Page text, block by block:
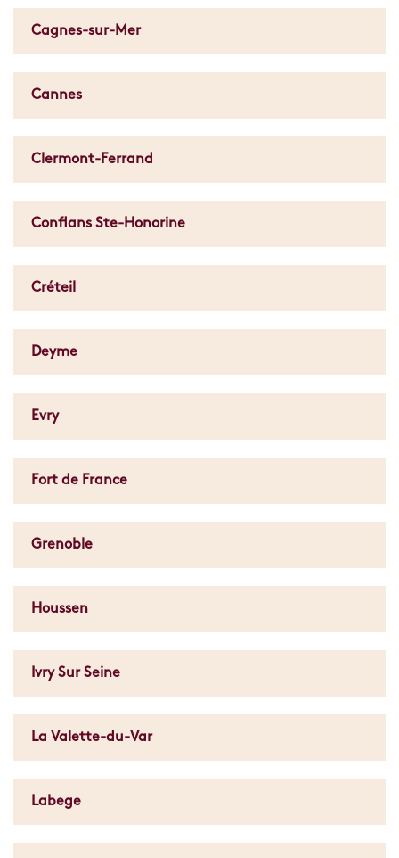
Cagnes-sur-Mer
Cannes
Clermont-Ferrand
Conflans Ste-Honorine
Créteil
Deyme
Evry
Fort de France
Grenoble
Houssen
Ivry Sur Seine
La Valette-du-Var
Labege